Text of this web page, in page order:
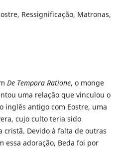
Ressignificação, Matronas,
De Tempora Ratione, o monge
uma relação que vinculou o
inglês antigo com Eostre, uma
cujo culto teria sido
cristã. Devido à falta de outras
essa adoração, Beda foi por